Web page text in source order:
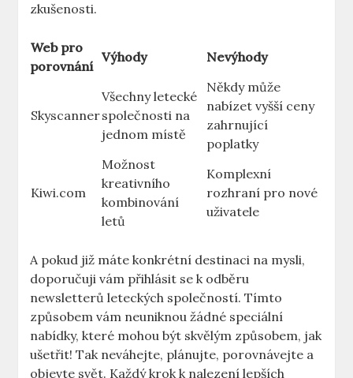
zkušenosti.
Web pro
porovnání
Výhody Nevýhody
Skyscanner
Všechny letecké
společnosti na
jednom místě
Někdy může
nabízet vyšší ceny
zahrnující
poplatky
Kiwi.com
Možnost
kreativního
kombinování
letů
Komplexní
rozhraní pro nové
uživatele
A pokud již máte konkrétní destinaci na mysli,
doporučuji vám přihlásit se k odběru
newsletterů leteckých společností. Tímto
způsobem vám neuniknou žádné speciální
nabídky, které mohou být skvělým způsobem, jak
ušetřit! Tak neváhejte, plánujte, porovnávejte a
objevte svět. Každý krok k nalezení lepších